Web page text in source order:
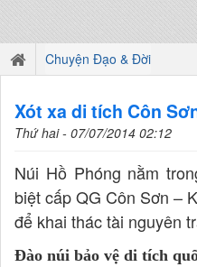
Chuyện Đạo & Đời
Xót xa di tích Côn
Thứ hai - 07/07/2014 02:12
Núi Hồ Phóng nằm
biệt cấp QG Côn Sơn –
để khai thác tài nguyên
Đào núi bảo vệ di tích